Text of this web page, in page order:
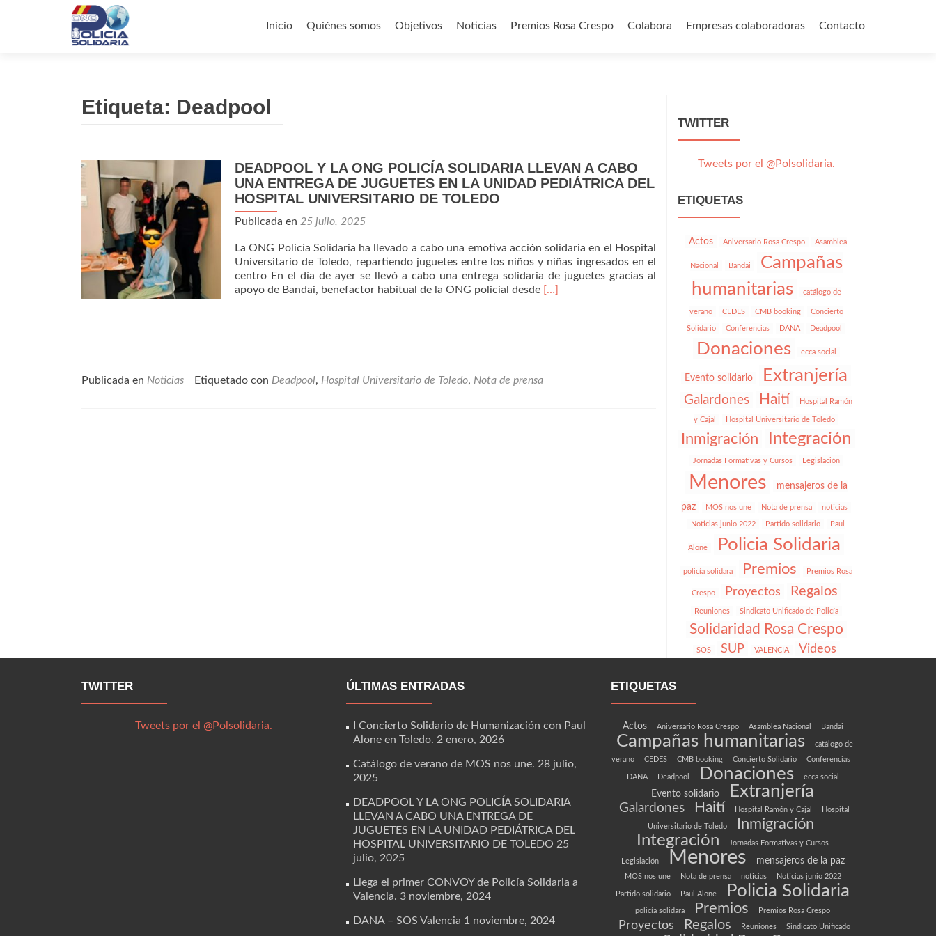
alInicio Quiénes somos Objetivos Noticias Premios Rosa Crespo Colabora Empresas colaboradoras Contacto
Etiqueta: Deadpool
DEADPOOL Y LA ONG POLICÍA SOLIDARIA LLEVAN A CABO
UNA ENTREGA DE JUGUETES EN LA UNIDAD PEDIÁTRICA DEL
HOSPITAL UNIVERSITARIO DE TOLEDO
Publicada en 25 julio, 2025
La ONG Policía Solidaria ha llevado a cabo una emotiva acción solidaria en el Hospital
Universitario de Toledo, repartiendo juguetes entre los niños y niñas ingresados en el
centro En el día de ayer se llevó a cabo una entrega solidaria de juguetes gracias al
apoyo de Bandai, benefactor habitual de la ONG policial desde Leer
[…]
Publicada en Noticias Etiquetado con Deadpool, Hospital Universitario de Toledo, Nota de prensa
TWITTER
Tweets por el @Polsolidaria.
ETIQUETAS
Actos Aniversario Rosa Crespo Asamblea
Nacional Bandai
Campañas
humanitarias
catálogo de
verano CEDES CMB booking Concierto
Solidario Conferencias DANA Deadpool
Donaciones ecca social
Evento solidario Extranjería
Galardones Haití Hospital Ramón
y Cajal Hospital Universitario de Toledo
Inmigración Integración
Jornadas Formativas y Cursos Legislación
Menores mensajeros de la
paz MOS nos une Nota de prensa noticias
Noticias junio 2022 Partido solidario Paul
Alone Policia Solidaria
policía solidara Premios Premios Rosa
Crespo Proyectos Regalos
Reuniones Sindicato Unificado de Policía
Solidaridad Rosa Crespo
SOS SUP VALENCIA Videos
TWITTER
Tweets por el @Polsolidaria.
ÚLTIMAS ENTRADAS
I Concierto Solidario de Humanización con Paul
Alone en Toledo. 2 enero, 2026
Catálogo de verano de MOS nos une. 28 julio,
2025
DEADPOOL Y LA ONG POLICÍA SOLIDARIA
LLEVAN A CABO UNA ENTREGA DE
JUGUETES EN LA UNIDAD PEDIÁTRICA DEL
HOSPITAL UNIVERSITARIO DE TOLEDO 25
julio, 2025
Llega el primer CONVOY de Policía Solidaria a
Valencia. 3 noviembre, 2024
DANA – SOS Valencia 1 noviembre, 2024
ETIQUETAS
Actos Aniversario Rosa Crespo Asamblea Nacional Bandai
Campañas humanitarias
catálogo de
verano
CEDES CMB booking Concierto Solidario Conferencias
DANA Deadpool Donaciones ecca social
Evento solidario Extranjería
Galardones Haití Hospital Ramón y Cajal Hospital
Universitario de Toledo Inmigración
Integración Jornadas Formativas y Cursos
Legislación Menores mensajeros de la paz
MOS nos une Nota de prensa noticias Noticias junio 2022
Partido solidario Paul Alone Policia Solidaria
policía solidara Premios Premios Rosa Crespo
Proyectos Regalos Reuniones Sindicato Unificado